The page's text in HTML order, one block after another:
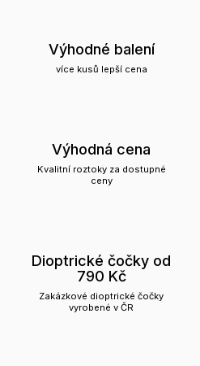
Výhodné balení
více kusů lepší cena
Výhodná cena
Kvalitní roztoky za dostupné
ceny
Dioptrické čočky od
790 Kč
Zakázkové dioptrické čočky
vyrobené v ČR